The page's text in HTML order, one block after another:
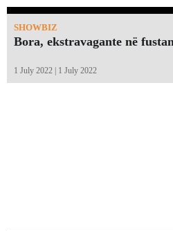
SHOWBIZ
Bora, ekstravagante në
1 July 2022 | 1 July 2022